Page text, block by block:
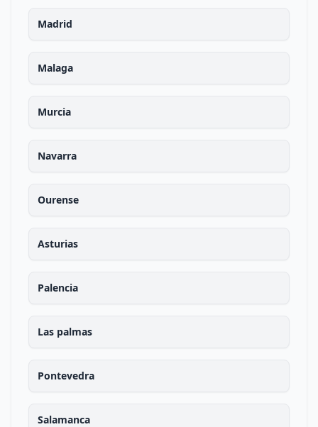
Madrid
Malaga
Murcia
Navarra
Ourense
Asturias
Palencia
Las palmas
Pontevedra
Salamanca